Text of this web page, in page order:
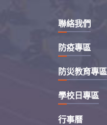
聯絡我們
防疫專區
防災教育專區
學校日專區
行事曆